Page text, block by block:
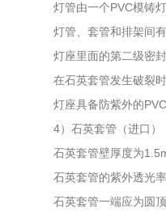
灯管由一个PVC模铸
灯管、套管和排架间
灯座里面的第二级密
在石英套管发生破裂
灯座具备防紫外的
4）石英套管（进口）
石英套管壁厚度为
石英套管的紫外透光
石英套管一端应为圆